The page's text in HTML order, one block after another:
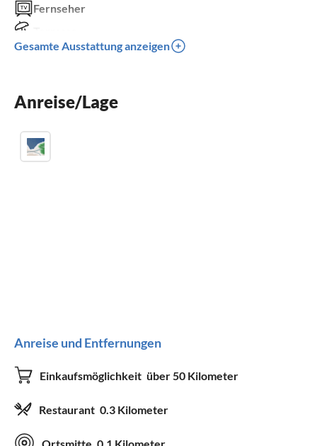
Fernseher
Spülmaschine
Kinderbett
Gesamte Ausstattung anzeigen
Anreise/Lage
Anreise und Entfernungen
Einkaufsmöglichkeit über 50 Kilometer
Restaurant 0.3 Kilometer
Ortsmitte 0.1 Kilometer